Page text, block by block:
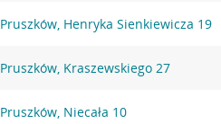
Pruszków, Henryka Sienkiewicza 19
Pruszków, Kraszewskiego 27
Pruszków, Niecała 10